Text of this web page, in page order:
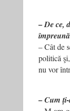
– De ce,
– Cât de
politică
nu vor
– Cum